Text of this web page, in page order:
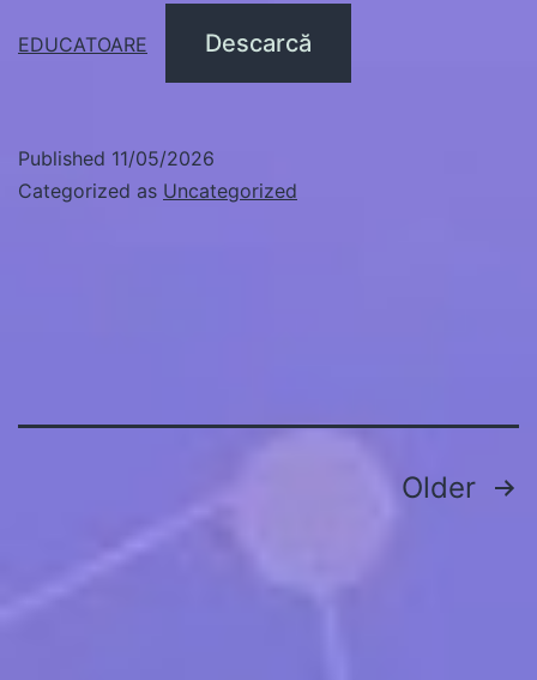
EDUCATOARE Descarcă
Published 11/05/2026
Categorized as Uncategorized
pagination
Older